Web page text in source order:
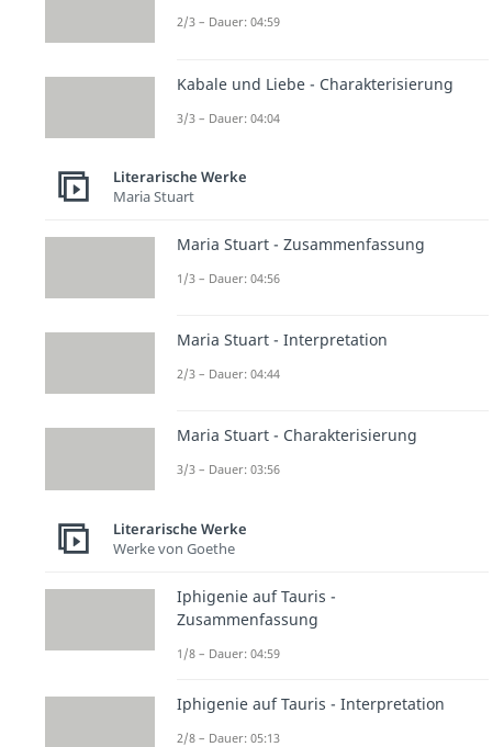
2/3 – Dauer: 04:59
Kabale und Liebe - Charakterisierung
3/3 – Dauer: 04:04
Literarische Werke
Maria Stuart
Maria Stuart - Zusammenfassung
1/3 – Dauer: 04:56
Maria Stuart - Interpretation
2/3 – Dauer: 04:44
Maria Stuart - Charakterisierung
3/3 – Dauer: 03:56
Literarische Werke
Werke von Goethe
Iphigenie auf Tauris -
Zusammenfassung
1/8 – Dauer: 04:59
Iphigenie auf Tauris - Interpretation
2/8 – Dauer: 05:13